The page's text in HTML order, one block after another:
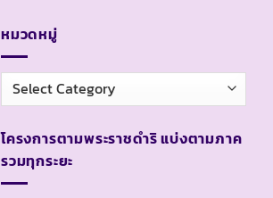
หมวดหมู่
หมวด
หมู่
โครงการตามพระราชดำริ แบ่งตามภาค
รวมทุกระยะ